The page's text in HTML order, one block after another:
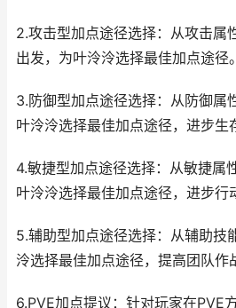
2.攻击型加点途径选择：从攻击属
出发，为叶泠泠选择最佳加点途径。
3.防御型加点途径选择：从防御属
叶泠泠选择最佳加点途径，进步生
4.敏捷型加点途径选择：从敏捷属
叶泠泠选择最佳加点途径，进步行
5.辅助型加点途径选择：从辅助技
泠选择最佳加点途径，提高团队作
6.PVE加点提议：针对玩家在PVE